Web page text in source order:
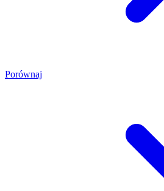
Porównaj